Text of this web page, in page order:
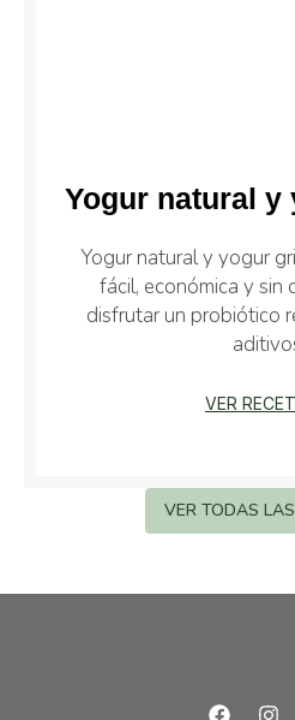
Yogur natural y
Yogur natural y yogur
fácil, económica y sin
disfrutar un probiótico
VER
VER TODAS